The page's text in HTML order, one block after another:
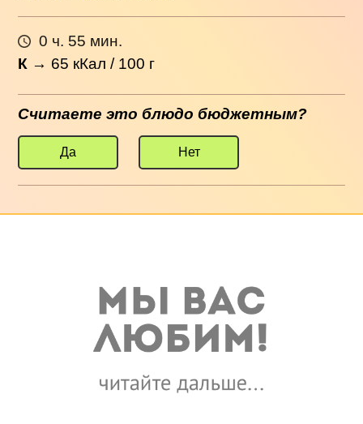
0 ч. 55 мин.
К → 65 кКал / 100 г
Считаете это блюдо бюджетным?
Да Нет